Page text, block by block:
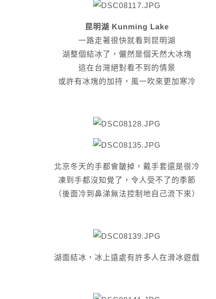
昆明湖 Kunming Lake
一路走著很快就看到昆明湖
湖整個結冰了，儼然是個天然大冰塊
這在台灣絕對看不到的情景
或許有冰塊的加持，風一吹來更加寒冷
北京冬天的手都會皺掉，戴手套還是很冷
凍到手都沒知覺了 ，令人受不了的季節
（後面冷到鼻涕無法控制地自己流下來）
湖面結冰，冰上遠處有許多人在滑冰遊戲